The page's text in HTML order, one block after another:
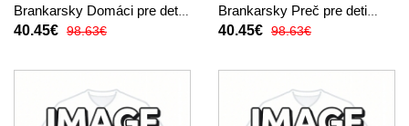
Brankarsky Domáci pre deti
2025-26 Dlhy Rukáv (+
40.45€ 98.63€
Brankarsky Preč pre deti
2025-26 Dlhy Rukáv (+
40.45€ 98.63€